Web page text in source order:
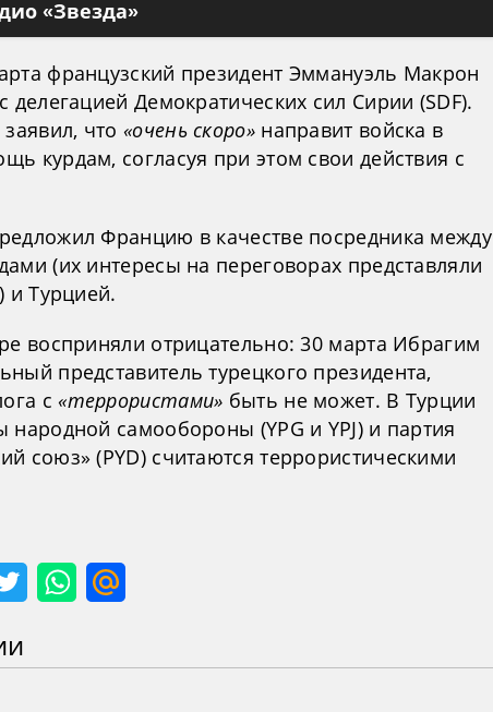
«Звезда»
французский президент Эммануэль Макрон
делегацией Демократических сил Сирии (SDF).
что «очень скоро»направит войска в
курдам, согласуя при этом свои действия с
Францию в качестве посредника между
(их интересы на переговорах представляли
и Турцией.
восприняли отрицательно: 30 марта Ибрагим
представитель турецкого президента,
с«террористами» быть не может. В Турции
народной самообороны (YPG и YPJ) и партия
союз» (PYD) считаются террористическими